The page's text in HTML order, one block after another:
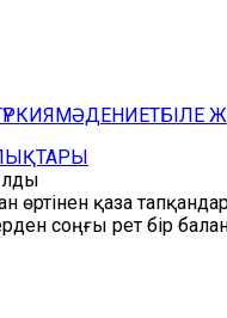
МӘДЕНИЕТБІЛЕ
өртінен қаза
соңғы рет бір